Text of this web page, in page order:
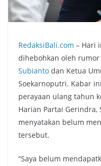
RedaksiBali.com – Hari
dihebohkan oleh
Subianto dan Ketua
Soekarnoputri. Kabar
perayaan ulang tahun
Harian Partai Gerindra,
menyatakan belum
tersebut.
“Saya belum